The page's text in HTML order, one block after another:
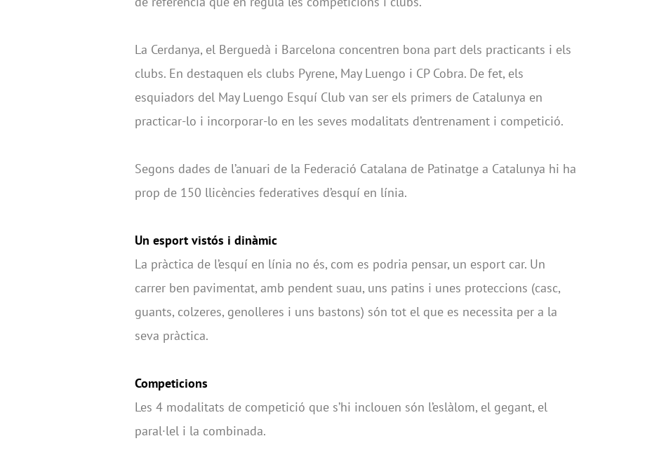
La Cerdanya, el Berguedà i Barcelona concentren bona part dels practicants i els
clubs. En destaquen els clubs Pyrene, May Luengo i CP Cobra. De fet, els
esquiadors del May Luengo Esquí Club van ser els primers de Catalunya en
practicar-lo i incorporar-lo en les seves modalitats d’entrenament i competició.
Segons dades de l’anuari de la Federació Catalana de Patinatge a Catalunya hi ha
prop de 150 llicències federatives d’esquí en línia.
Un esport vistós i dinàmic
La pràctica de l’esquí en línia no és, com es podria pensar, un esport car. Un
carrer ben pavimentat, amb pendent suau, uns patins i unes proteccions (casc,
guants, colzeres, genolleres i uns bastons) són tot el que es necessita per a la
seva pràctica.
Competicions
Les 4 modalitats de competició que s’hi inclouen són l’eslàlom, el gegant, el
paral·lel i la combinada.